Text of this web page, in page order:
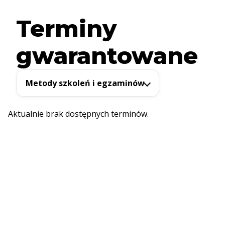
Terminy
gwarantowane
Metody szkoleń i egzaminów
Aktualnie brak dostępnych terminów.